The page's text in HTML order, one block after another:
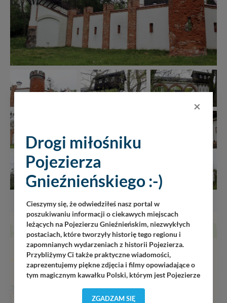
+
−
×
Drogi miłośniku
Pojezierza
Gnieźnieńskiego :-)
Cieszymy się, że odwiedziłeś nasz portal w
poszukiwaniu informacji o ciekawych miejscach
leżących na Pojezierzu Gnieźnieńskim, niezwykłych
postaciach, które tworzyły historię tego regionu i
zapomnianych wydarzeniach z historii Pojezierza.
Przybliżymy Ci także praktyczne wiadomości,
zaprezentujemy piękne zdjęcia i filmy opowiadające o
tym magicznym kawałku Polski, którym jest Pojezierze
Pojezierze Gnieźnieńskie odkrywać dla Ciebie na
ZGADZAM SIĘ